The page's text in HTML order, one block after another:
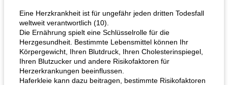
Eine Herzkrankheit ist für ungefähr jeden dritten Todesfall
weltweit verantwortlich (10).
Die Ernährung spielt eine Schlüsselrolle für die
Herzgesundheit. Bestimmte Lebensmittel können Ihr
Körpergewicht, Ihren Blutdruck, Ihren Cholesterinspiegel,
Ihren Blutzucker und andere Risikofaktoren für
Herzerkrankungen beeinflussen.
Haferkleie kann dazu beitragen, bestimmte Risikofaktoren